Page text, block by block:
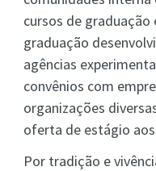
cursos de
graduação
agências
convênios com
organizações
oferta de estágio
Por tradição e